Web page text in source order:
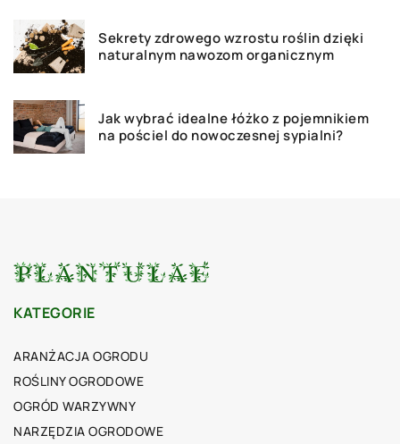
Sekrety zdrowego wzrostu roślin dzięki
naturalnym nawozom organicznym
Jak wybrać idealne łóżko z pojemnikiem
na pościel do nowoczesnej sypialni?
KATEGORIE
ARANŻACJA OGRODU
ROŚLINY OGRODOWE
OGRÓD WARZYWNY
NARZĘDZIA OGRODOWE